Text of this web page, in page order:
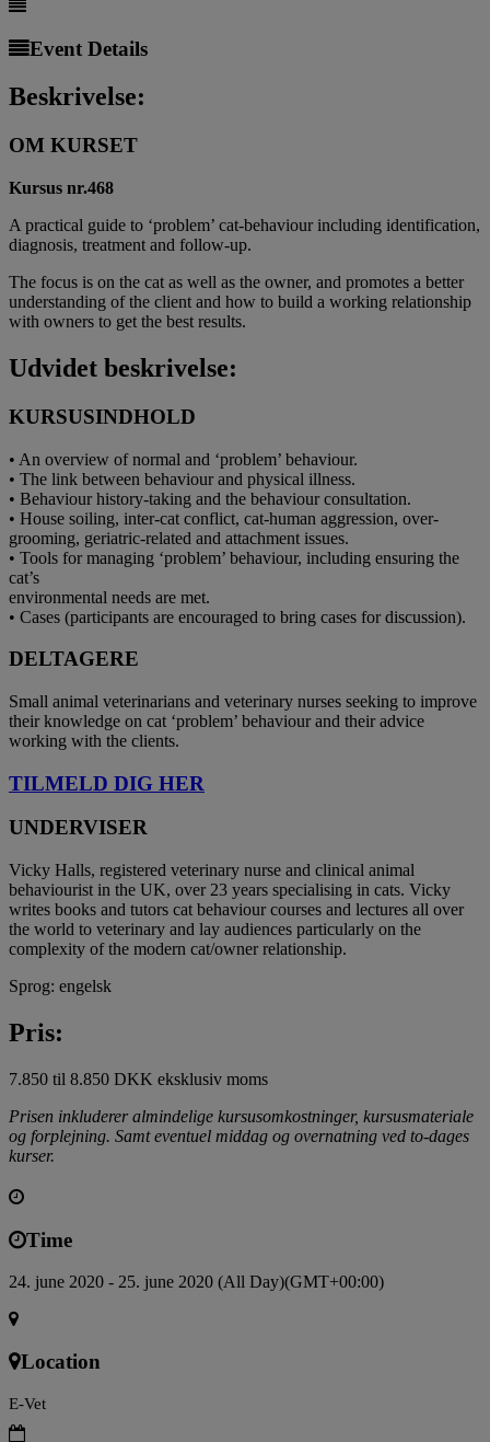
Event Details
Beskrivelse:
OM KURSET
Kursus nr.468
A practical guide to ‘problem’ cat-behaviour including identification,
diagnosis, treatment and follow-up.
The focus is on the cat as well as the owner, and promotes a better
understanding of the client and how to build a working relationship
with owners to get the best results.
Udvidet beskrivelse:
KURSUSINDHOLD
• An overview of normal and ‘problem’ behaviour.
• The link between behaviour and physical illness.
• Behaviour history-taking and the behaviour consultation.
• House soiling, inter-cat conflict, cat-human aggression, over-
grooming, geriatric-related and attachment issues.
• Tools for managing ‘problem’ behaviour, including ensuring the
cat’s
environmental needs are met.
• Cases (participants are encouraged to bring cases for discussion).
DELTAGERE
Small animal veterinarians and veterinary nurses seeking to improve
their knowledge on cat ‘problem’ behaviour and their advice
working with the clients.
TILMELD DIG HER
UNDERVISER
Vicky Halls, registered veterinary nurse and clinical animal
behaviourist in the UK, over 23 years specialising in cats. Vicky
writes books and tutors cat behaviour courses and lectures all over
the world to veterinary and lay audiences particularly on the
complexity of the modern cat/owner relationship.
Sprog: engelsk
Pris:
7.850 til 8.850 DKK eksklusiv moms
Prisen inkluderer almindelige kursusomkostninger, kursusmateriale
og forplejning. Samt eventuel middag og overnatning ved to-dages
kurser.
Time
24. june 2020 - 25. june 2020 (All Day)(GMT+00:00)
Location
E-Vet